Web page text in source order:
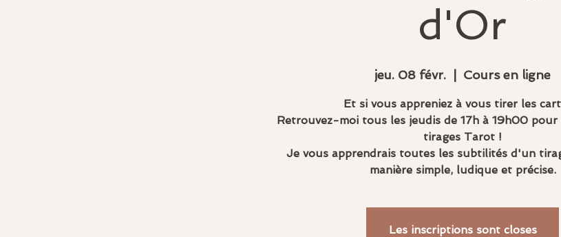
d'Or
jeu. 08 févr. Cours en ligne
Et si vous appreniez à vous tirer les
Retrouvez-moi tous les jeudis de 17h à 19h00
tirages Tarot !
Je vous apprendrais toutes les subtilités d'un
manière simple, ludique et précise.
Les inscriptions sont closes